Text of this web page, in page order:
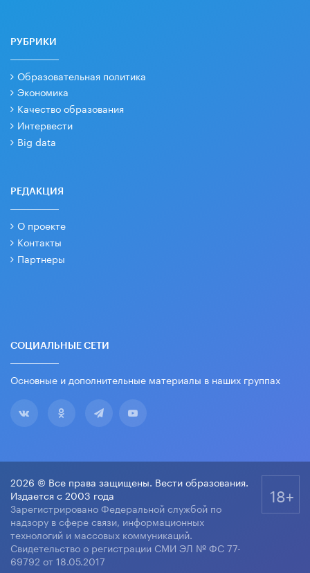
РУБРИКИ
Образовательная политика
Экономика
Качество образования
Интервести
Big data
РЕДАКЦИЯ
О проекте
Контакты
Партнеры
СОЦИАЛЬНЫЕ СЕТИ
Основные и дополнительные материалы в наших группах
2026 © Все права защищены. Вести образования.
Издается с 2003 года
Зарегистрировано Федеральной службой по
надзору в сфере связи, информационных
технологий и массовых коммуникаций.
Свидетельство о регистрации СМИ ЭЛ № ФС 77-
69792 от 18.05.2017
18+